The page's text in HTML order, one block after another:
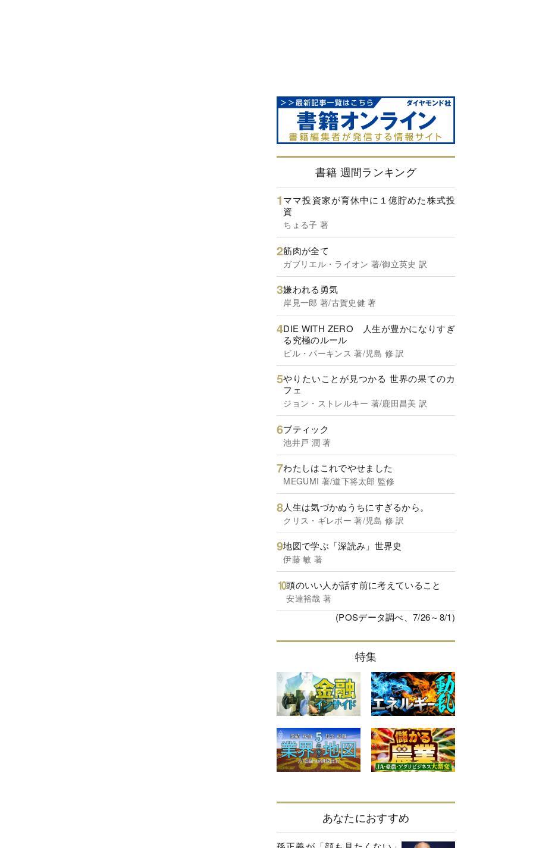
書籍 週間ランキング
ママ投資家が育休中に１億貯めた株式投
資
ちょる子 著
筋肉が全て
ガブリエル・ライオン 著/御立英史 訳
嫌われる勇気
岸見一郎 著/古賀史健 著
DIE WITH ZERO 人生が豊かになりすぎ
る究極のルール
ビル・パーキンス 著/児島 修 訳
やりたいことが見つかる 世界の果てのカ
フェ
ジョン・ストレルキー 著/鹿田昌美 訳
ブティック
池井戸 潤 著
わたしはこれでやせました
MEGUMI 著/道下将太郎 監修
人生は気づかぬうちにすぎるから。
クリス・ギレボー 著/児島 修 訳
地図で学ぶ「深読み」世界史
伊藤 敏 著
頭のいい人が話す前に考えていること
安達裕哉 著
(POSデータ調べ、7/26～8/1)
特集
あなたにおすすめ